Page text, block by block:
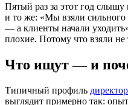
Пятый раз за этот год
и то же: «Мы взяли сильного
— а клиенты начали
плохие. Потому что взяли не
Что ищут — и
Типичный профиль
выглядит примерно так: